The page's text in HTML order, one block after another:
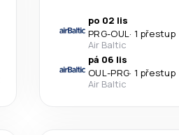
po 02 lis
PRG-OUL · 1 přestup
Air Baltic
pá 06 lis
OUL -PRG· 1 přestup
Air Baltic